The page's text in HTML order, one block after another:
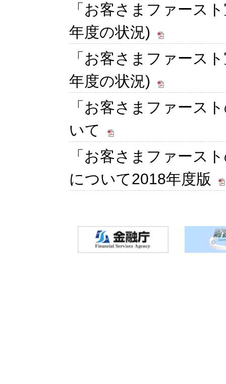
「お客さまファース
年度の状況)
「お客さまファース
年度の状況)
「お客さまファース
いて
「お客さまファース
について2018年度版